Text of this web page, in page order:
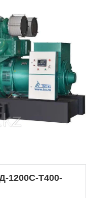
1200С-Т400-